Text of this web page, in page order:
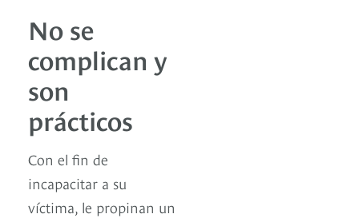
No se
complican y
son
prácticos
Con el fin de
incapacitar a su
víctima, le propinan un